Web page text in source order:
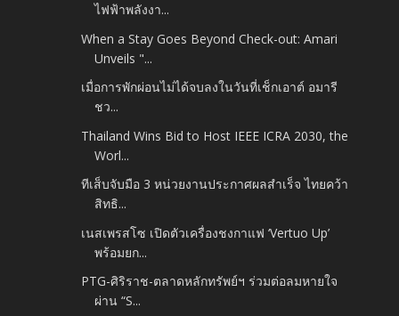
ไฟฟ้าพลังงา...
When a Stay Goes Beyond Check-out: Amari
Unveils "...
เมื่อการพักผ่อนไม่ได้จบลงในวันที่เช็กเอาต์ อมารี
ชว...
Thailand Wins Bid to Host IEEE ICRA 2030, the
Worl...
ทีเส็บจับมือ 3 หน่วยงานประกาศผลสำเร็จ ไทยคว้า
สิทธิ...
เนสเพรสโซ เปิดตัวเครื่องชงกาแฟ ‘Vertuo Up’
พร้อมยก...
PTG-ศิริราช-ตลาดหลักทรัพย์ฯ ร่วมต่อลมหายใจ
ผ่าน “S...